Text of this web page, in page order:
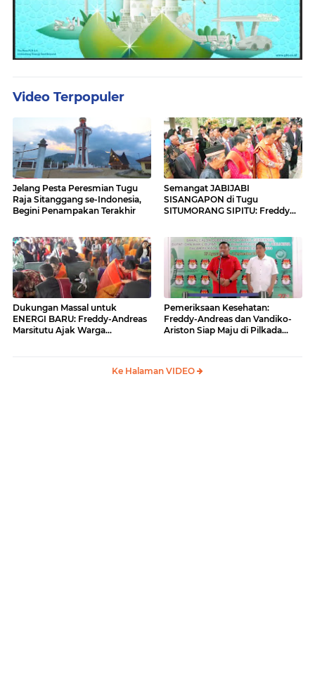
Video Terpopuler
Jelang Pesta Peresmian Tugu
Raja Sitanggang se-Indonesia,
Begini Penampakan Terakhir
Semangat JABIJABI
SISANGAPON di Tugu
SITUMORANG SIPITU: Freddy
Dukungan Massal untuk
ENERGI BARU: Freddy-Andreas
Marsitutu Ajak Warga
Pemeriksaan Kesehatan:
Freddy-Andreas dan Vandiko-
Ariston Siap Maju di Pilkada
Ke Halaman VIDEO